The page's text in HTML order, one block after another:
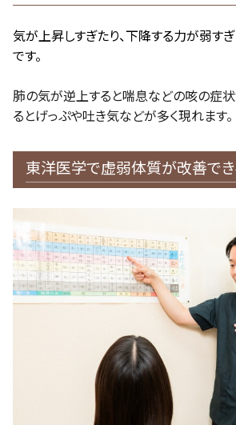
気が上昇しすぎたり、下降する力が弱す
です。
肺の気が逆上すると喘息などの咳の症
るとげっぷや吐き気などが多く現れます。
東洋医学で虚弱体質が改善で